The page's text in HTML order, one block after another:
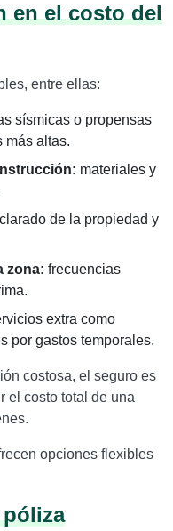
en el costo del
entre ellas:
sísmicas o propensas
más altas.
materiales y
de la propiedad y
zona: frecuencias
extra como
por gastos temporales.
costosa, el seguro es
el costo total de una
opciones flexibles